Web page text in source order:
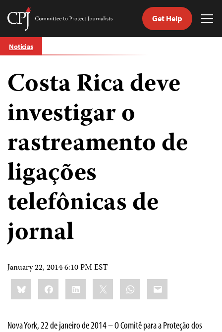
Skip
to
Committee
Journalists
Get Help
Notícias
Costa Rica deve
investigar o
rastreamento de
ligações
telefônicas de
jornal
January 22, 2014 6:10 PM EST
Share
this:BlueskyFacebookLinkedIn WhatsApp
Email
Nova York, 22 de janeiro de 2014 – O Comitê para a Proteção dos